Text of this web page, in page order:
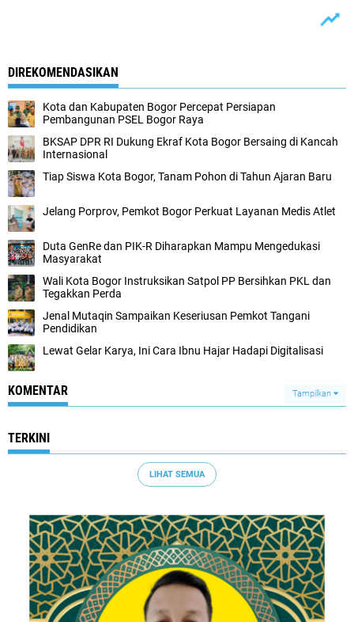
DIREKOMENDASIKAN
Kota dan Kabupaten Bogor Percepat Persiapan
Pembangunan PSEL Bogor Raya
BKSAP DPR RI Dukung Ekraf Kota Bogor Bersaing di Kancah
Internasional
Tiap Siswa Kota Bogor, Tanam Pohon di Tahun Ajaran Baru
Jelang Porprov, Pemkot Bogor Perkuat Layanan Medis Atlet
Duta GenRe dan PIK-R Diharapkan Mampu Mengedukasi
Masyarakat
Wali Kota Bogor Instruksikan Satpol PP Bersihkan PKL dan
Tegakkan Perda
Jenal Mutaqin Sampaikan Keseriusan Pemkot Tangani
Pendidikan
Lewat Gelar Karya, Ini Cara Ibnu Hajar Hadapi Digitalisasi
KOMENTAR Tampilkan
TERKINI
LIHAT SEMUA